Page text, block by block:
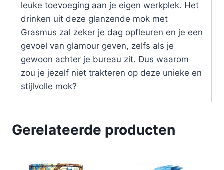
leuke toevoeging aan je eigen werkplek. Het
drinken uit deze glanzende mok met
Grasmus zal zeker je dag opfleuren en je een
gevoel van glamour geven, zelfs als je
gewoon achter je bureau zit. Dus waarom
zou je jezelf niet trakteren op deze unieke en
stijlvolle mok?
Gerelateerde producten